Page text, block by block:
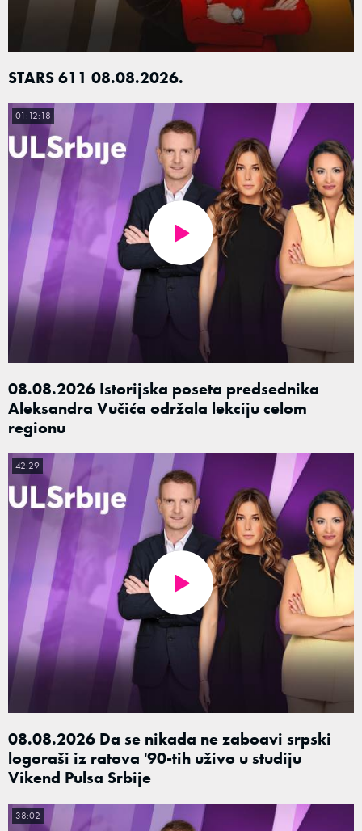
STARS 611 08.08.2026.
08.08.2026 Istorijska poseta predsednika
Aleksandra Vučića održala lekciju celom
regionu
01:12:18
08.08.2026 Da se nikada ne zaboavi srpski
logoraši iz ratova '90-tih uživo u studiju
Vikend Pulsa Srbije
42:29
38:02